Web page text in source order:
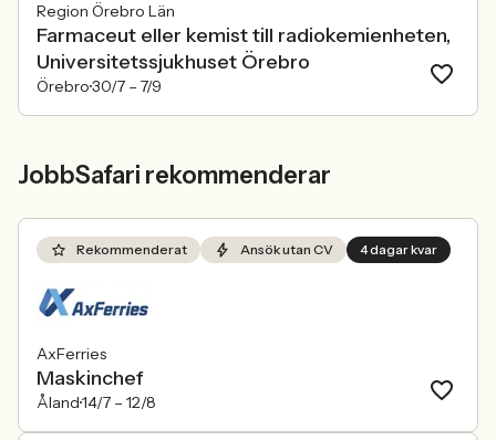
Region Örebro Län
Farmaceut eller kemist till radiokemienheten,
Universitetssjukhuset Örebro
Örebro30/7 – 7/9
JobbSafari rekommenderar
Rekommenderat Ansök utan CV 4 dagar kvar
AxFerries
Maskinchef
Åland14/7 – 12/8